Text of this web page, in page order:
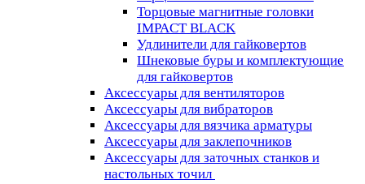
Торцовые магнитные головки
IMPACT BLACK
Удлинители для гайковертов
Шнековые буры и комплектующие
для гайковертов
Аксессуары для вентиляторов
Аксессуары для вибраторов
Аксессуары для вязчика арматуры
Аксессуары для заклепочников
Аксессуары для заточных станков и
настольных точил